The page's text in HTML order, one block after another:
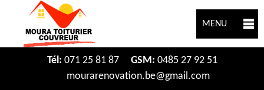
MENU
Tél: 071 25 81 87 GSM: 0485 27 92 51
mourarenovation.be@gmail.com